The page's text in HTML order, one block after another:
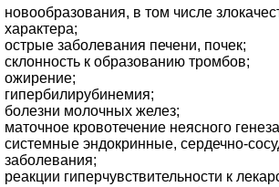
новообразования, в том числе
характера;
острые заболевания печени, почек;
склонность к образованию тромбов;
ожирение;
гипербилирубинемия;
болезни молочных желез;
маточное кровотечение неясного
системные эндокринные, сердечно-
заболевания;
реакции гиперчувствительности к